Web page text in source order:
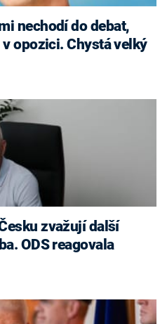
nechodí do debat,
opozici. Chystá velký
ODS reagovala